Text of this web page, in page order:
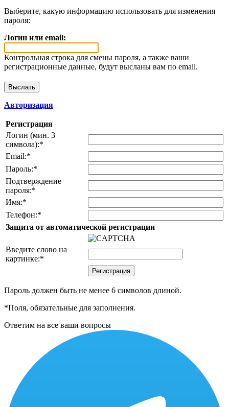
Выберите, какую информацию использовать для изменения
пароля:
Логин или email:
Контрольная строка для смены пароля, а также ваши
регистрационные данные, будут высланы вам по email.
Авторизация
Регистрация
Логин (мин. 3
символа):*
Email:*
Пароль:*
Подтверждение
пароля:*
Имя:*
Телефон:*
Защита от автоматической регистрации
Введите слово на
картинке:*
Пароль должен быть не менее 6 символов длиной.
*Поля, обязательные для заполнения.
Ответим на все ваши вопросы